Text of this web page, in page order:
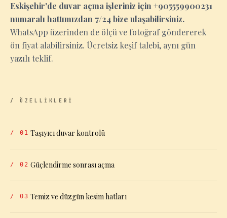
Eskişehir'de duvar açma işleriniz için +905559900231
numaralı hattımızdan 7/24 bize ulaşabilirsiniz.
WhatsApp üzerinden de ölçü ve fotoğraf göndererek
ön fiyat alabilirsiniz. Ücretsiz keşif talebi, aynı gün
yazılı teklif.
/ ÖZELLİKLERİ
/ 01 Taşıyıcı duvar kontrolü
/ 02 Güçlendirme sonrası açma
/ 03 Temiz ve düzgün kesim hatları